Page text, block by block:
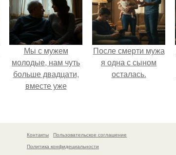
Мы с мужем
молодые, нам чуть
больше двадцати,
вместе уже
- сыну всего год.
После смерти мужа
я одна с сыном
осталась.
Контакты
Пользовательское соглашение
Политика конфидециальности